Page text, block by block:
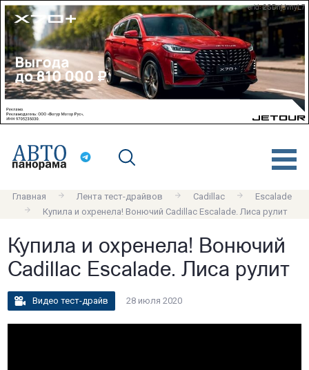
erid: 2SDnjdvnyL7
Главная Лента тест-драйвов Cadillac
Escalade
Купила и охренела! Вонючий Cadillac Escalade. Лиса рулит
Купила и охренела! Вонючий
Cadillac Escalade. Лиса рулит
Видео тест-драйв 28 июля 2020